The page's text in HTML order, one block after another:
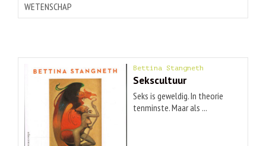
WETENSCHAP
Bettina Stangneth
Sekscultuur
Seks is geweldig. In theorie
tenminste. Maar als ...